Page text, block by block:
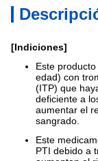
[Indiciones]
Este
edad) con
(ITP) que
deficiente a
aumentar el
sangrado.
Este
PTI debido a